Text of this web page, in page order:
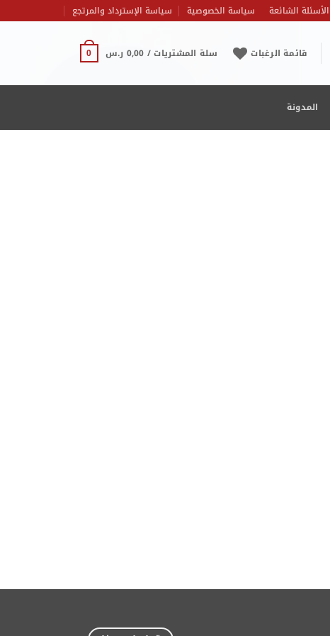
الأسئلة الشائعة سياسة الخصوصية سياسة الإسترداد والمرتجع
قائمة الرغبات سلة المشتريات / 0,00 ر.س 0
المدونة